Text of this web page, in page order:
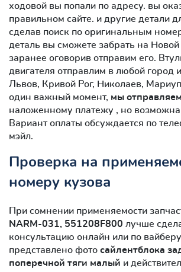
ходовой вы попали по адресу. вы
правильном сайте. и другие детали
сделав поиск по оригинальным
деталь вы сможете забрать на
заранее оговорив отправим его.
двигателя отправлим в любой город
Львов, Кривой Рог, Николаев,
один важный момент, мы отправляем
наложенному платежу , но возможна
Вариант оплаты обсуждается по
мэйл.
Проверка на
номеру кузова
При сомнении применяемости
NARM-031, 551208F800 лучше
консультацию онлайн или по
представлено фото сайлентблокa
поперечной тяги малый и